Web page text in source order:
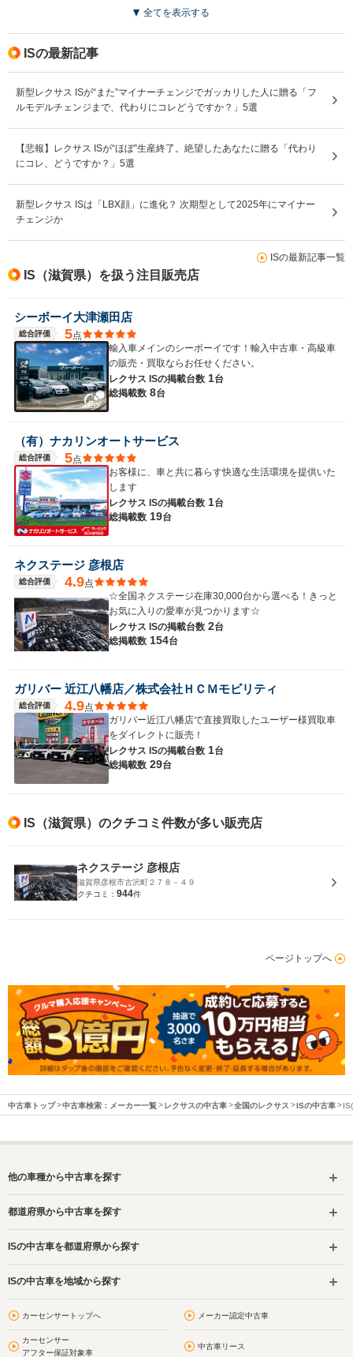
全てを表示する
ISの最新記事
新型レクサス ISが“また”マイナーチェンジでガッカリした人に贈る「フ
ルモデルチェンジまで、代わりにコレどうですか？」5選
【悲報】レクサス ISが“ほぼ”生産終了。絶望したあなたに贈る「代わり
にコレ、どうですか？」5選
新型レクサス ISは「LBX顔」に進化？ 次期型として2025年にマイナー
チェンジか
ISの最新記事一覧
IS（滋賀県）を扱う注目販売店
シーボーイ大津瀬田店
総合評価 5点
輸入車メインのシーボーイです！輸入中古車・高級車
の販売・買取ならお任せください。
レクサス ISの掲載台数 1台
総掲載数 8台
（有）ナカリンオートサービス
総合評価 5点
お客様に、車と共に暮らす快適な生活環境を提供いた
します
レクサス ISの掲載台数 1台
総掲載数 19台
ネクステージ 彦根店
総合評価 4.9点
☆全国ネクステージ在庫30,000台から選べる！きっと
お気に入りの愛車が見つかります☆
レクサス ISの掲載台数 2台
総掲載数 154台
ガリバー 近江八幡店／株式会社ＨＣＭモビリティ
総合評価 4.9点
ガリバー近江八幡店で直接買取したユーザー様買取車
をダイレクトに販売！
レクサス ISの掲載台数 1台
総掲載数 29台
IS（滋賀県）のクチコミ件数が多い販売店
ネクステージ 彦根店
滋賀県彦根市古沢町２７８－４９
クチコミ： 944件
ページトップへ
中古車トップ 中古車検索：メーカー一覧 レクサスの中古車 全国のレクサス ISの中古車
他の車種から中古車を探す
都道府県から中古車を探す
ISの中古車を都道府県から探す
ISの中古車を地域から探す
カーセンサートップへ メーカー認定中古車
カーセンサー
アフター保証対象車
中古車リース